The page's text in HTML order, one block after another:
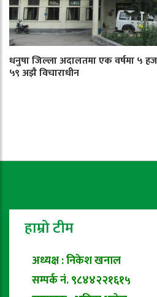
धनुषा जिल्ला अदालतमा एक वर्षमा ५
५९ अझै विचाराधीन
हाम्रो टीम
अध्यक्ष : निकेश खनाल
सम्पर्क नं. ९८४४२२१६१५